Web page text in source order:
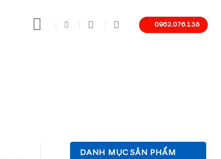
0962.076.138
DANH MỤC SẢN PHẨM